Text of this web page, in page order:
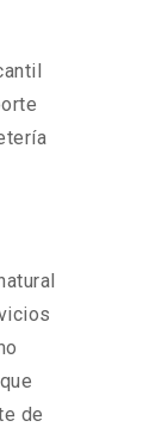
de